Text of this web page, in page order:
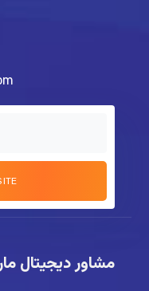
مشاور دیجیتال